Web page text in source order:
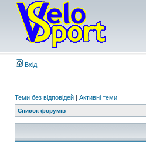
Вхід
Теми без відповідей | Активні теми
Список форумів